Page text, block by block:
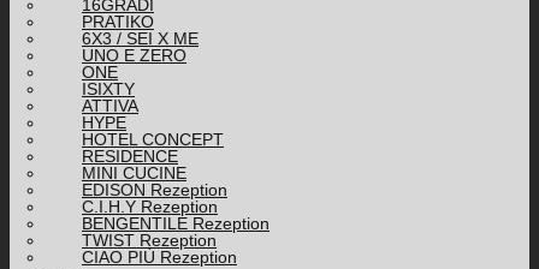
16GRADI
PRATIKO
6X3 / SEI X ME
UNO E ZERO
ONE
ISIXTY
ATTIVA
HYPE
HOTEL CONCEPT
RESIDENCE
MINI CUCINE
EDISON Rezeption
C.I.H.Y Rezeption
BENGENTILE Rezeption
TWIST Rezeption
CIAO PIÙ Rezeption